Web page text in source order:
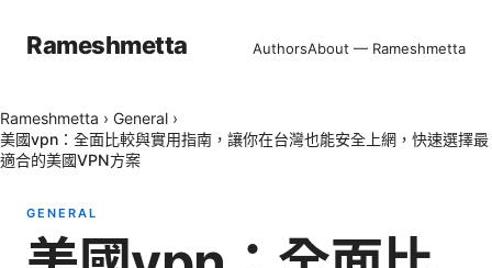
Rameshmetta AuthorsAbout — Rameshmetta
Rameshmetta › General ›
美國vpn：全面比較與實用指南，讓你在台灣也能安全上網，快速選擇最
適合的美國VPN方案
GENERAL